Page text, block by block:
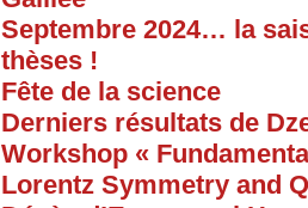
Septembre 2024… la
thèses !
Fête de la science
Derniers résultats de
Workshop «
Lorentz Symmetry and